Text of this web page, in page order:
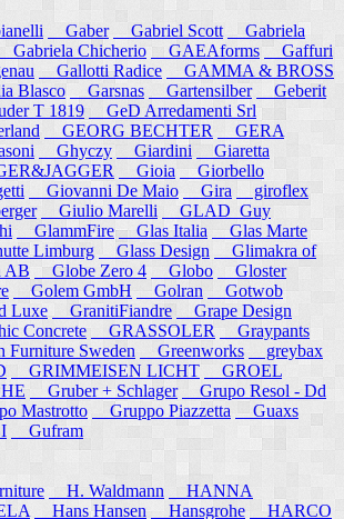
Gaber Gabriel Scott
Gabriela
Gabriela Chicherio GAEAforms
Gaffuri
Gallotti Radice
GAMMA & BROSS
Blasco
Garsnas Gartensilber
Geberit
T 1819
GeD Arredamenti Srl
GEORG BECHTER
GERA
Ghyczy Giardini
Giaretta
Gioia
Giorbello
Giovanni De Maio Gira
giroflex
Giulio Marelli
GLAD_Guy
GlammFire Glas Italia
Glas Marte
Limburg
Glass Design
Glimakra of
AB
Globe Zero 4 Globo
Gloster
Golem GmbH Golran
Gotwob
Luxe
GranitiFiandre
Grape Design
Concrete
GRASSOLER
Graypants
Furniture Sweden
Greenworks
greybax
GRIMMEISEN LICHT
GROEL
Gruber + Schlager
Grupo Resol - Dd
Mastrotto
Gruppo Piazzetta
Guaxs
Gufram
H. Waldmann
HANNA
Hans Hansen Hansgrohe HARCO